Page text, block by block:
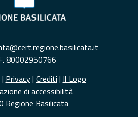
80002950766
| Privacy| Crediti | Il Logo
di accessibilità
Regione Basilicata